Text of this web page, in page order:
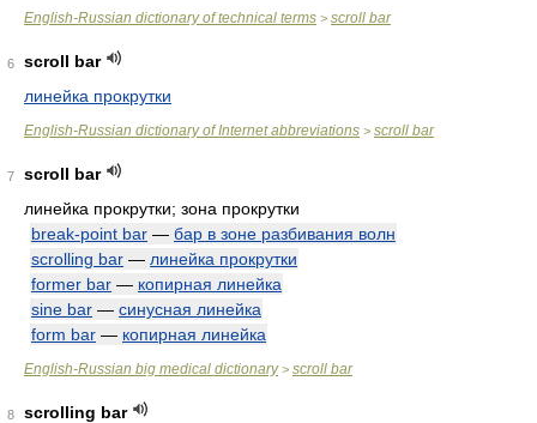
English-Russian dictionary of technical terms > scroll bar
6
scroll bar
линейка прокрутки
English-Russian dictionary of Internet abbreviations > scroll bar
7
scroll bar
линейка прокрутки; зона прокрутки
break-point bar — бар в зоне разбивания волн
scrolling bar — линейка прокрутки
former bar — копирная линейка
sine bar — синусная линейка
form bar — копирная линейка
English-Russian big medical dictionary> scroll bar
8
scrolling bar